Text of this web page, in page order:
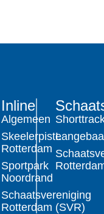
Inline
Algemeen
Skeelerpiste
Rotterdam
Sportpark
Noordrand
Schaatsvereniging
Rotterdam (SVR)